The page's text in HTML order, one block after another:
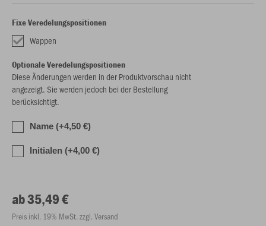
Fixe Veredelungspositionen
Wappen
Optionale Veredelungspositionen
Diese Änderungen werden in der Produktvorschau nicht
angezeigt. Sie werden jedoch bei der Bestellung
berücksichtigt.
Name (+4,50 €)
Initialen (+4,00 €)
ab 35,49 €
Preis inkl. 19% MwSt. zzgl. Versand